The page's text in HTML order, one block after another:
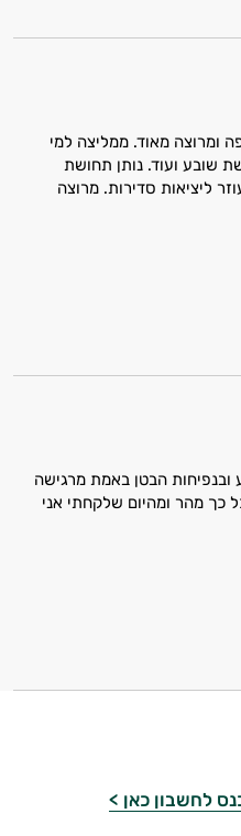
ומרוצה מאוד. ממליצה למי
שובע ועוד. נותן תחושת
ליציאות סדירות. מרוצה
הבטן באמת מרגישה
כך מהר ומהיום שלקחתי אני
לחשבון כאן >
את תוספי
למטרות
לך אילו רכיבים
גם בחיי היום
המלצות
לעזור?